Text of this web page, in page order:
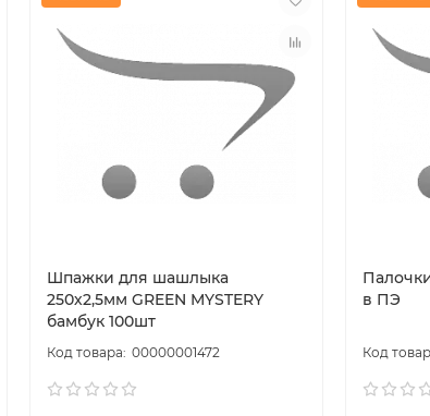
Шпажки для шашлыка
250х2,5мм GREEN MYSTERY
бамбук 100шт
00000001472
в ПЭ